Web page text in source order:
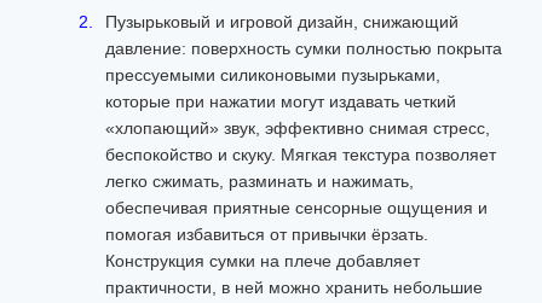
Пузырьковый и игровой дизайн, снижающий
давление: поверхность сумки полностью покрыта
прессуемыми силиконовыми пузырьками,
которые при нажатии могут издавать четкий
«хлопающий» звук, эффективно снимая стресс,
беспокойство и скуку. Мягкая текстура позволяет
легко сжимать, разминать и нажимать,
обеспечивая приятные сенсорные ощущения и
помогая избавиться от привычки ёрзать.
Конструкция сумки на плече добавляет
практичности, в ней можно хранить небольшие